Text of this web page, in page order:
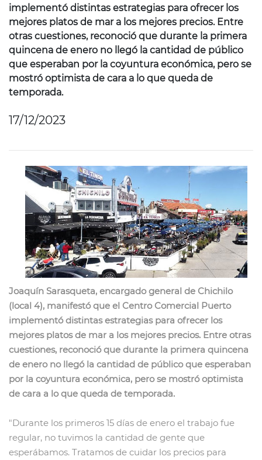
implementó distintas estrategias para ofrecer los
mejores platos de mar a los mejores precios. Entre
otras cuestiones, reconoció que durante la primera
quincena de enero no llegó la cantidad de público
que esperaban por la coyuntura económica, pero se
mostró optimista de cara a lo que queda de
temporada.
17/12/2023
Joaquín Sarasqueta, encargado general de Chichilo
(local 4), manifestó que el Centro Comercial Puerto
implementó distintas estrategias para ofrecer los
mejores platos de mar a los mejores precios. Entre otras
cuestiones, reconoció que durante la primera quincena
de enero no llegó la cantidad de público que esperaban
por la coyuntura económica, pero se mostró optimista
de cara a lo que queda de temporada.
"Durante los primeros 15 días de enero el trabajo fue
regular, no tuvimos la cantidad de gente que
esperábamos. Tratamos de cuidar los precios para